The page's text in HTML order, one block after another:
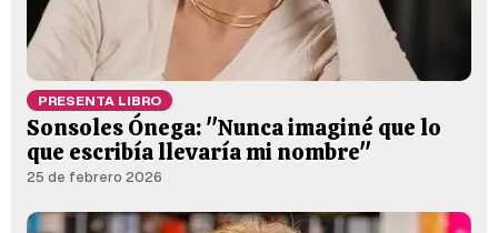
PRESENTA LIBRO
Sonsoles Ónega: "Nunca imaginé que lo
que escribía llevaría mi nombre"
25 de febrero 2026